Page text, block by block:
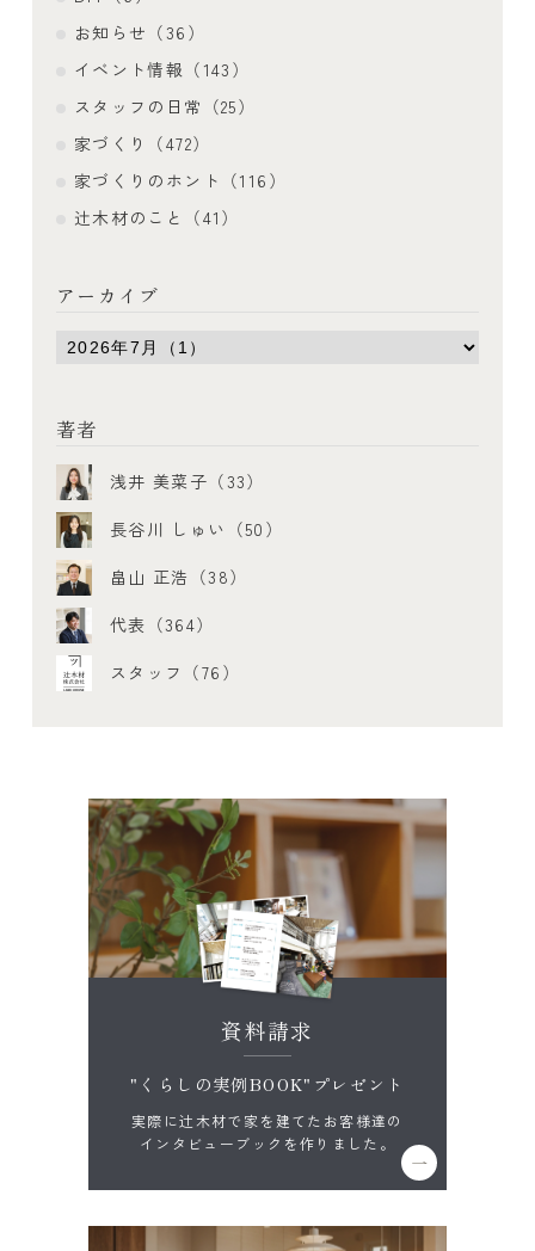
お知らせ（36）
イベント情報（143）
スタッフの日常（25）
家づくり（472）
家づくりのホント（116）
辻木材のこと（41）
アーカイブ
著者
浅井 美菜子（33）
長谷川 しゅい（50）
畠山 正浩（38）
代表（364）
スタッフ（76）
資料請求
"くらしの実例BOOK"プレゼント
実際に辻木材で家を建てたお客様達の
インタビューブックを作りました。